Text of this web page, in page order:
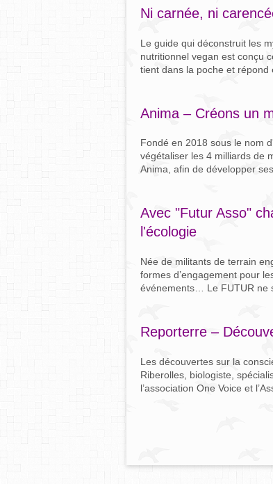
Ni carnée, ni
Le guide qui déconstruit les
nutritionnel vegan est conçu
tient dans la poche et répond
Anima – Créons un
Fondé en 2018 sous le nom
végétaliser les 4 milliards de
Anima, afin de développer
Avec "Futur Asso"
l'écologie
Née de militants de terrain
formes d’engagement pour
événements… Le FUTUR ne
Reporterre –
Les découvertes sur la
Riberolles, biologiste,
l’association One Voice et